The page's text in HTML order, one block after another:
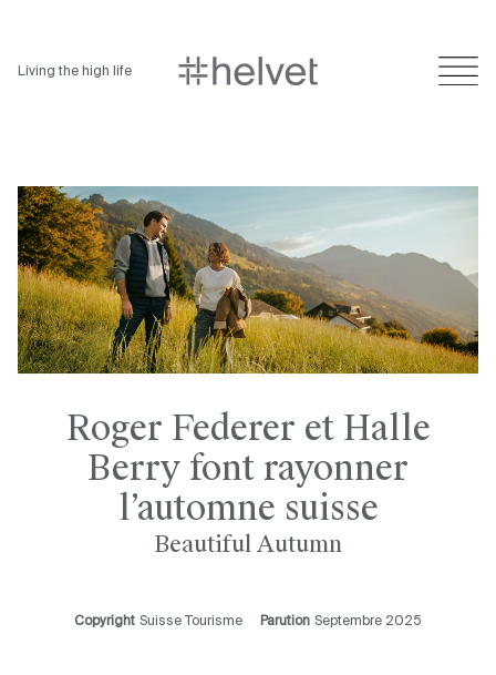
Living the high life
Roger Federer et Halle
Berry font rayonner
l’automne suisse
Beautiful Autumn
Copyright Suisse Tourisme Parution Septembre 2025